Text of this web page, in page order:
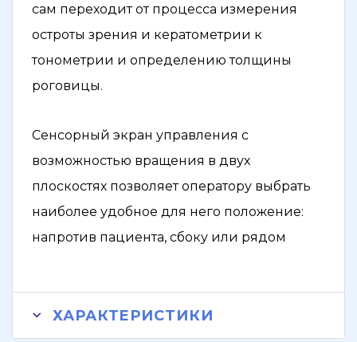
сам переходит от процесса измерения
остроты зрения и кератометрии к
тонометрии и определению толщины
роговицы.
Сенсорный экран управления с
возможностью вращения в двух
плоскостях позволяет оператору выбрать
наиболее удобное для него положение:
напротив пациента, сбоку или рядом
ХАРАКТЕРИСТИКИ